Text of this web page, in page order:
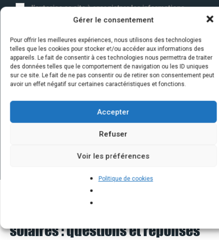
Gérer le consentement
Pour offrir les meilleures expériences, nous utilisons des technologies
telles que les cookies pour stocker et/ou accéder aux informations des
appareils. Le fait de consentir à ces technologies nous permettra de traiter
des données telles que le comportement de navigation ou les ID uniques
sur ce site. Le fait de ne pas consentir ou de retirer son consentement peut
avoir un effet négatif sur certaines caractéristiques et fonctions.
Accepter
Refuser
Voir les préférences
Politique de cookies
J’autorise ce site à enregistrer les informations
collectées via ce formulaire afin de me mettre en
un an par la société Marketizi SAS et destinées au
service commercial.*
solaires : questions et réponses